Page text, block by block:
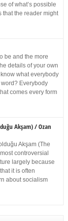
of what’s possible
that the reader might
be and the more
details of your own
what everybody
Everybody
comes every form
Akşam) / Ozan
Akşam (The
controversial
largely because
it is often
about socialism